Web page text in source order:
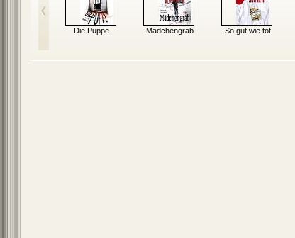
Die Puppe Mädchengrab So gut wie tot